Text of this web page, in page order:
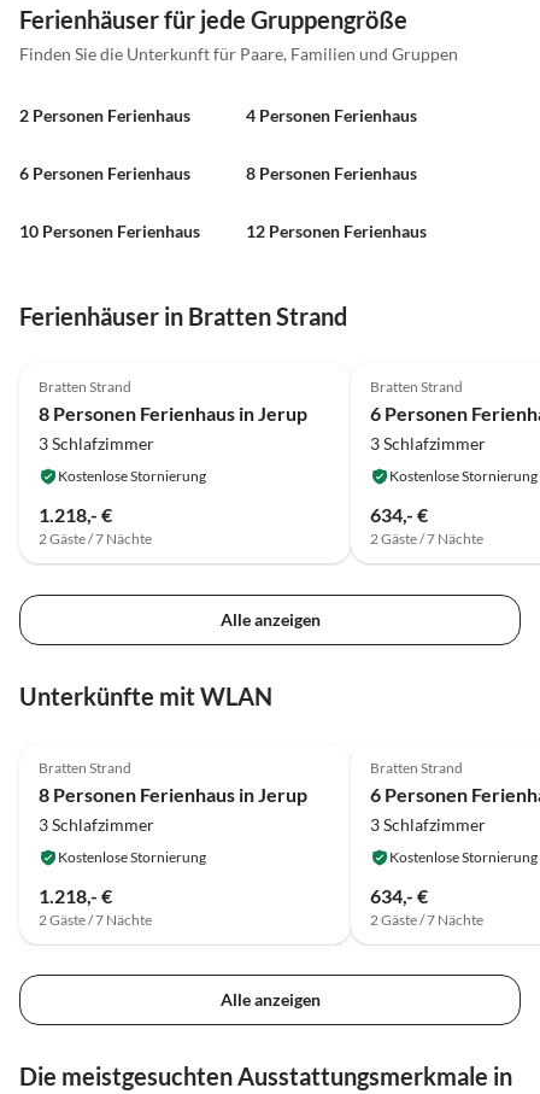
Ferienhäuser für jede Gruppengröße
Finden Sie die Unterkunft für Paare, Familien und Gruppen
2 Personen Ferienhaus 4 Personen Ferienhaus
6 Personen Ferienhaus 8 Personen Ferienhaus
10 Personen Ferienhaus 12 Personen Ferienhaus
Ferienhäuser in Bratten Strand
Bratten Strand
8 Personen Ferienhaus in Jerup
3 Schlafzimmer
Kostenlose Stornierung
1.218,- €
2 Gäste / 7 Nächte
Bratten Strand
6 Personen
3 Schlafzimmer
Kostenlose Stornierung
634,- €
2 Gäste / 7 Nächte
Alle anzeigen
Unterkünfte mit WLAN
Bratten Strand
8 Personen Ferienhaus in Jerup
3 Schlafzimmer
Kostenlose Stornierung
1.218,- €
2 Gäste / 7 Nächte
Bratten Strand
6 Personen
3 Schlafzimmer
Kostenlose Stornierung
634,- €
2 Gäste / 7 Nächte
Alle anzeigen
Die meistgesuchten Ausstattungsmerkmale in